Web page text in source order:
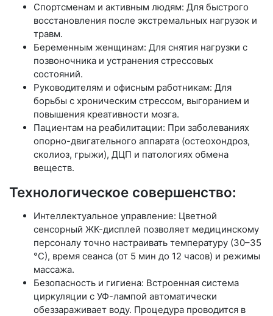
Спортсменам и активным людям: Для быстрого
восстановления после экстремальных нагрузок и
травм.
Беременным женщинам: Для снятия нагрузки с
позвоночника и устранения стрессовых
состояний.
Руководителям и офисным работникам: Для
борьбы с хроническим стрессом, выгоранием и
повышения креативности мозга.
Пациентам на реабилитации: При заболеваниях
опорно-двигательного аппарата (остеохондроз,
сколиоз, грыжи), ДЦП и патологиях обмена
веществ.
Технологическое совершенство:
Интеллектуальное управление: Цветной
сенсорный ЖК-дисплей позволяет медицинскому
персоналу точно настраивать температуру (30–35
°С), время сеанса (от 5 мин до 12 часов) и режимы
массажа.
Безопасность и гигиена: Встроенная система
циркуляции с УФ-лампой автоматически
обеззараживает воду. Процедура проводится в